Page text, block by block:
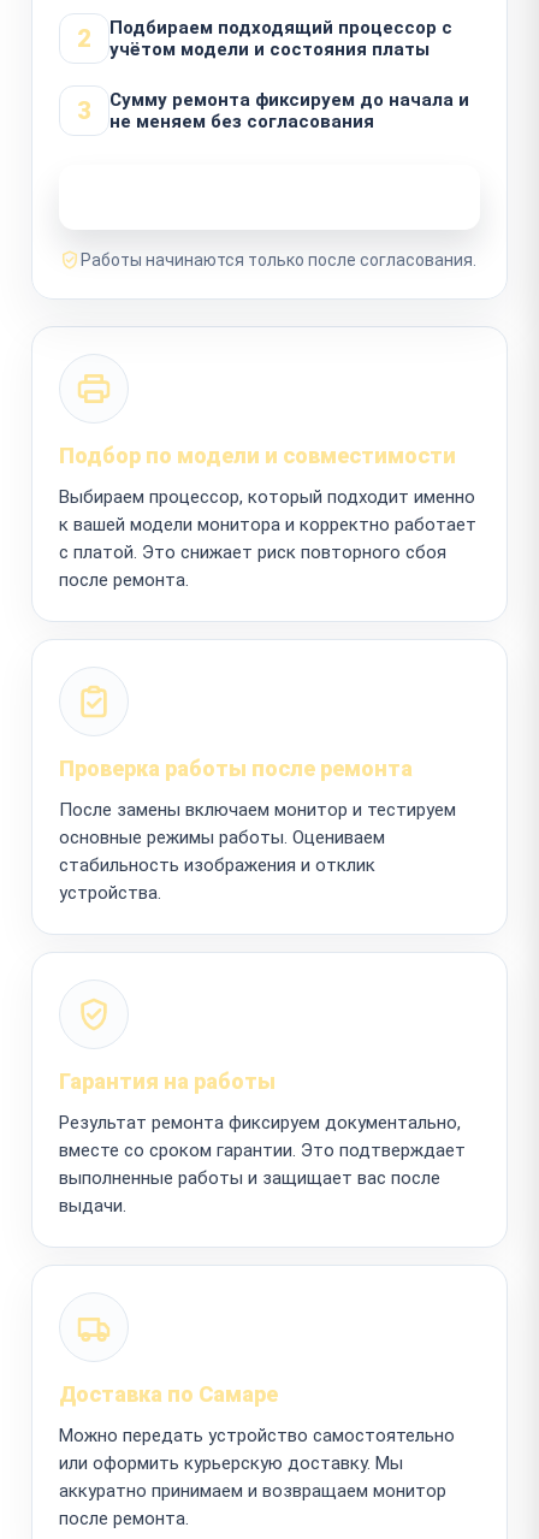
2
Подбираем подходящий процессор с
учётом модели и состояния платы
3
Сумму ремонта фиксируем до начала и
не меняем без согласования
Работы начинаются только после согласования.
Подбор по модели и совместимости
Выбираем процессор, который подходит именно
к вашей модели монитора и корректно работает
с платой. Это снижает риск повторного сбоя
после ремонта.
Проверка работы после ремонта
После замены включаем монитор и тестируем
основные режимы работы. Оцениваем
стабильность изображения и отклик
устройства.
Гарантия на работы
Результат ремонта фиксируем документально,
вместе со сроком гарантии. Это подтверждает
выполненные работы и защищает вас после
выдачи.
Доставка по Самаре
Можно передать устройство самостоятельно
или оформить курьерскую доставку. Мы
аккуратно принимаем и возвращаем монитор
после ремонта.